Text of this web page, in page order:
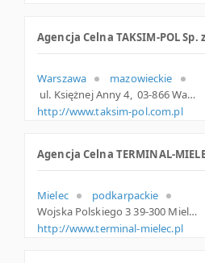
Agencja Celna TAKSIM-POL Sp.
Warszawa
mazowieckie
ul. Księżnej Anny 4, 03-866 Warszawa, m. Warszawa, mazowieckie
http://www.taksim-pol.com.pl
Agencja Celna TERMINAL-
Mielec
podkarpackie
Wojska Polskiego 3 39-300 Mielec Polska
http://www.terminal-mielec.pl